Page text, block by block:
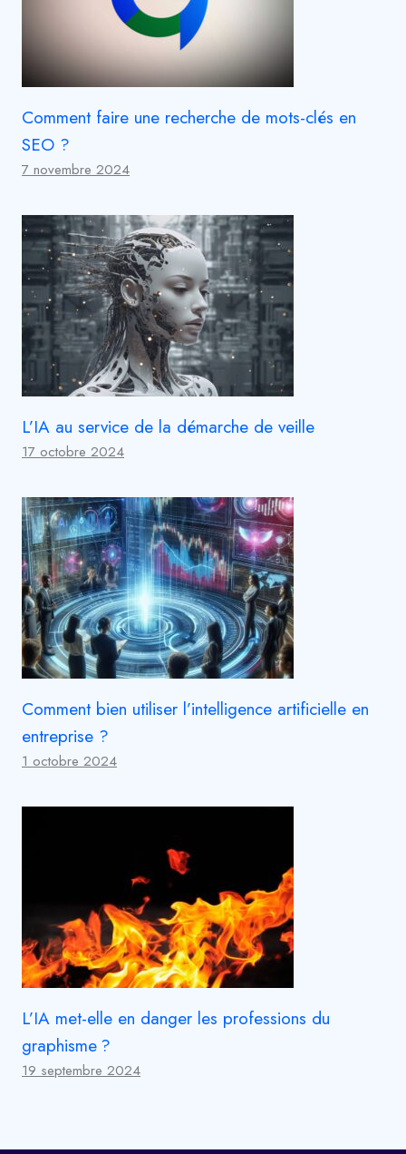
Comment faire une recherche de mots-clés en
SEO ?
7 novembre 2024
L’IA au service de la démarche de veille
17 octobre 2024
Comment bien utiliser l’intelligence artificielle en
entreprise ?
1 octobre 2024
L’IA met-elle en danger les professions du
graphisme ?
19 septembre 2024